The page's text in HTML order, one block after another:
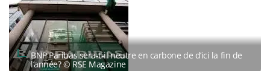
BNP Paribas sera-t-il neutre en carbone de d’ici la fin de
l’année? © RSE Magazine